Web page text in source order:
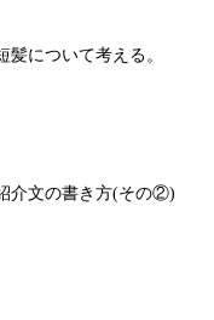
髪について考える。
介文の書き方(その②)